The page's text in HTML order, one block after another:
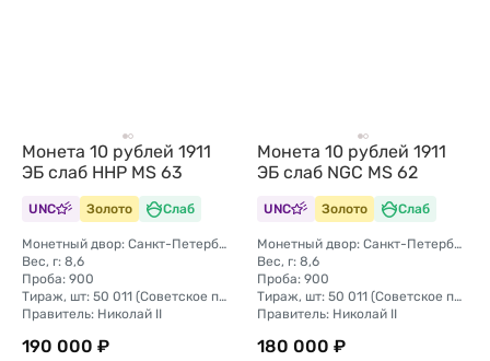
Монета 10 рублей 1911
ЭБ слаб ННР MS 63
UNC Золото Слаб
Монетный двор: Санкт-Петербургский монетный двор
Вес, г: 8,6
Проба: 900
Тираж, шт: 50 011 (Советское правительство с декабря 1925 г. по март 1926 г. отчеканило 2 011 000 10-ти рублевого достоинства царского образца, предположительно штемпелями 1911 г.)
Правитель: Николай II
190 000 ₽
Монета 10 рублей 1911
ЭБ слаб NGC MS 62
UNC Золото Слаб
Монетный двор: Санкт-Петербургский монетный двор
Вес, г: 8,6
Проба: 900
Тираж, шт: 50 011 (Советское правительство с декабря 1925 г. по март 1926 г. отчеканило 2 011 000 10-ти рублевого достоинства царского образца, предположительно штемпелями 1911 г.)
Правитель: Николай II
180 000 ₽